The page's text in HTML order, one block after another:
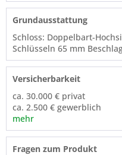
Grundausstattung
Schloss: Doppelbart-
Schlüsseln 65 mm
Versicherbarkeit
ca. 30.000 € privat
ca. 2.500 € gewerblich
mehr
Fragen zum Produkt